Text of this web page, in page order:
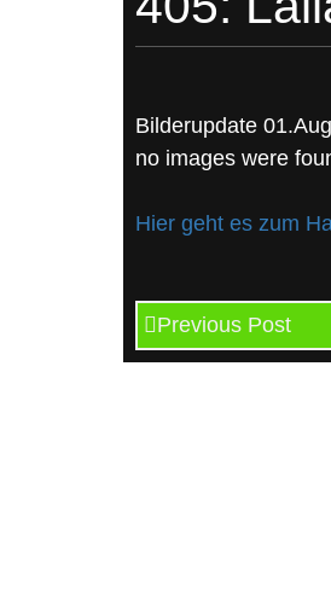
Bilderupdate
no images were
Hier geht es zum
Previous Post